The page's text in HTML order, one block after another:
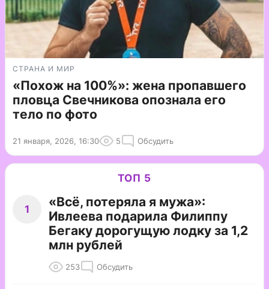
СТРАНА И МИР
«Похож на 100%»: жена пропавшего
пловца Свечникова опознала его
тело по фото
21 января, 2026, 16:30 5 Обсудить
ТОП 5
1
«Всё, потеряла я мужа»:
Ивлеева подарила Филиппу
Бегаку дорогущую лодку за 1,2
млн рублей
253 Обсудить